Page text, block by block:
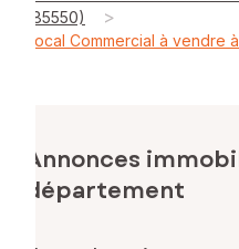
(85550)
>
Local Commercial à vendre
Annonces
département